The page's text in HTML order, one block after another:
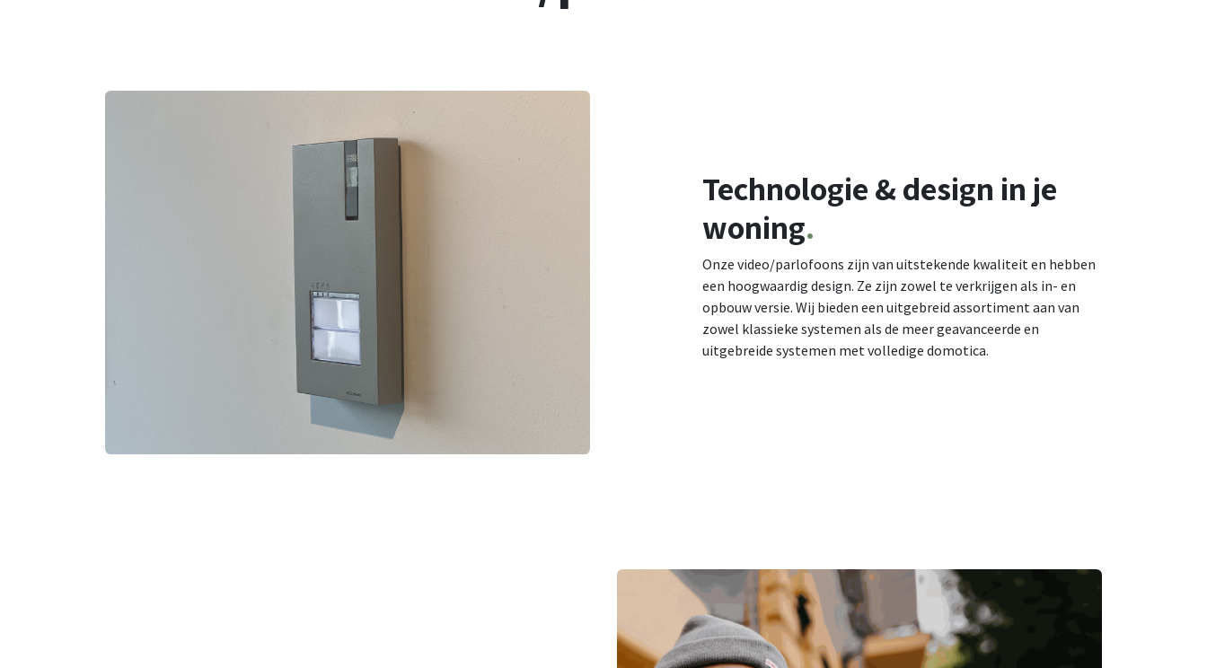
Technologie&design in je
woning.
Onze video/parlofoons zijn van uitstekende kwaliteit en hebben
een hoogwaardig design. Ze zijn zowel te verkrijgen als in- en
opbouw versie. Wij bieden een uitgebreid assortiment aan van
zowel klassieke systemen als de meer geavanceerde en
uitgebreide systemen met volledige domotica.